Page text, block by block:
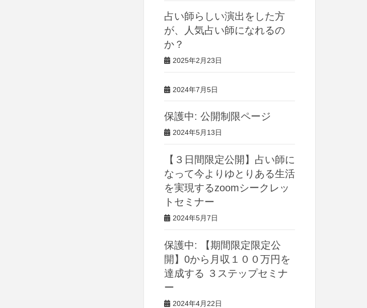
占い師らしい演出をした方
が、人気占い師になれるの
か？
2025年2月23日
2024年7月5日
保護中: 公開制限ページ
2024年5月13日
【３日間限定公開】占い師に
なって今よりゆとりある生活
を実現するzoomシークレッ
トセミナー
2024年5月7日
保護中: 【期間限定限定公
開】0から月収１００万円を
達成する ３ステップセミナ
ー
2024年4月22日